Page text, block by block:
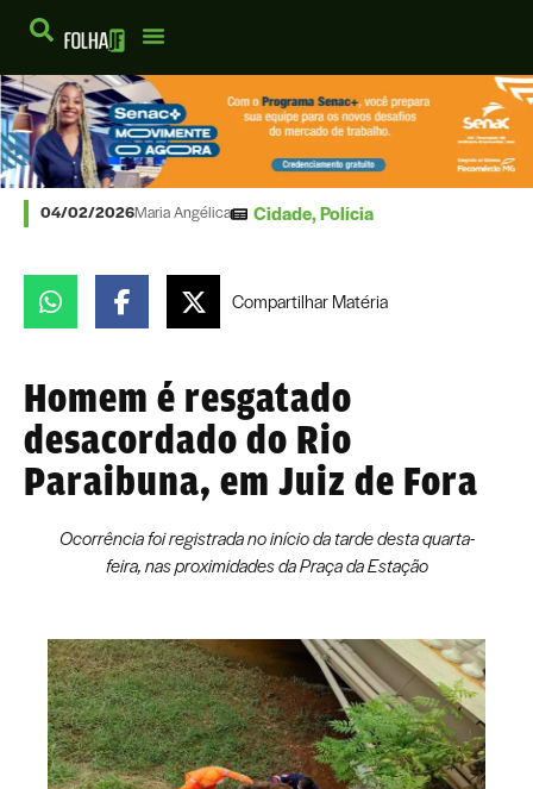
04/02/2026Maria Angélica Cidade,Polícia
CompartilharMatéria
Homem é resgatado
desacordado do Rio
Paraibuna, em Juiz de Fora
Ocorrência foi registrada no início da tarde desta quarta-
feira, nas proximidades da Praça da Estação